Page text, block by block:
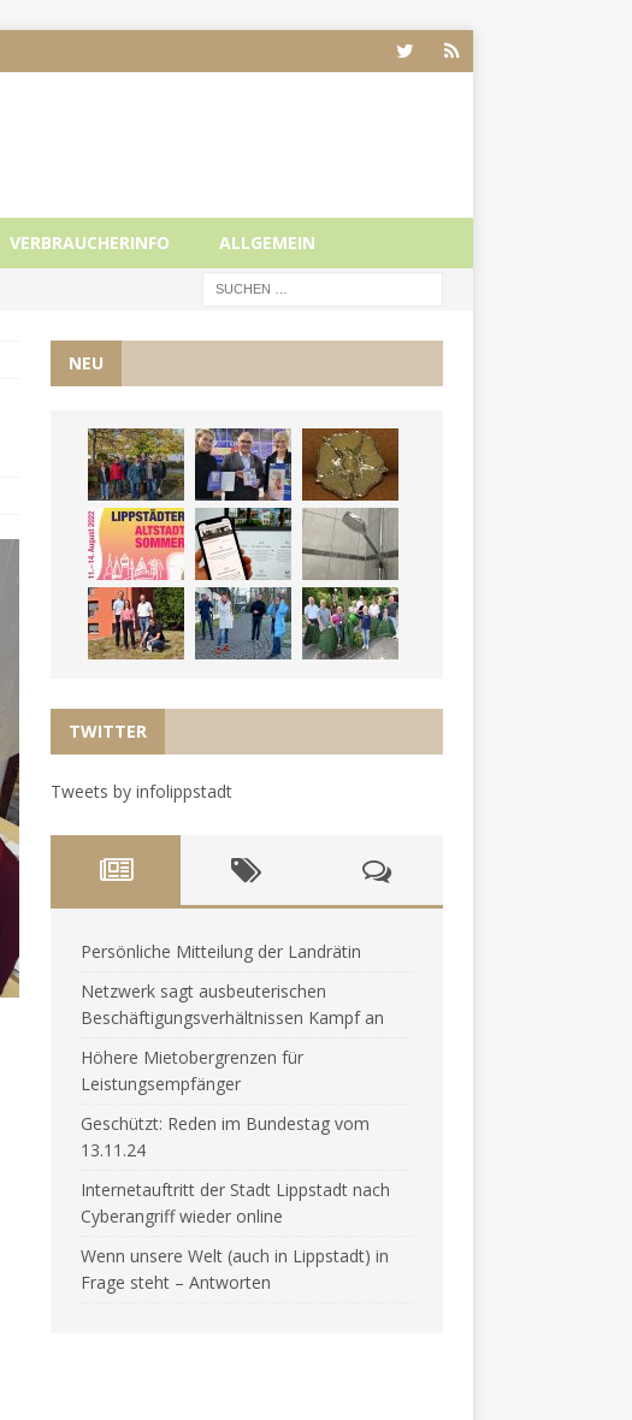
VERBRAUCHERINFO ALLGEMEIN
NEU
TWITTER
Tweets by infolippstadt
Persönliche Mitteilung der Landrätin
Netzwerk sagt ausbeuterischen
Beschäftigungsverhältnissen Kampf an
Höhere Mietobergrenzen für
Leistungsempfänger
Geschützt: Reden im Bundestag vom
13.11.24
Internetauftritt der Stadt Lippstadt nach
Cyberangriff wieder online
Wenn unsere Welt (auch in Lippstadt) in
Frage steht – Antworten